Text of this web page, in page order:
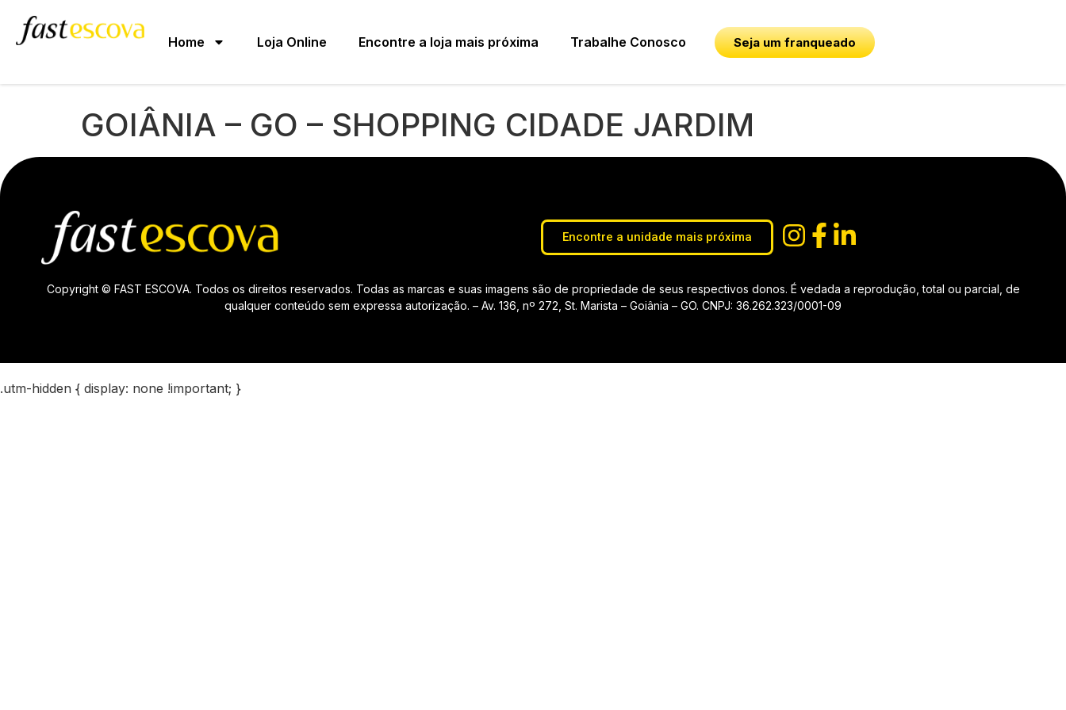
Home Loja Online Encontre a loja mais próxima Trabalhe Conosco Seja um franqueado
GOIÂNIA – GO – SHOPPING CIDADE JARDIM
Encontre a unidade mais próxima
Copyright © FAST ESCOVA. Todos os direitos reservados. Todas as marcas e suas imagens são de propriedade de seus respectivos donos. É vedada a reprodução, total ou parcial, de
qualquer conteúdo sem expressa autorização. – Av. 136, nº 272, St. Marista – Goiânia – GO. CNPJ: 36.262.323/0001-09
.utm-hidden { display: none !important; }